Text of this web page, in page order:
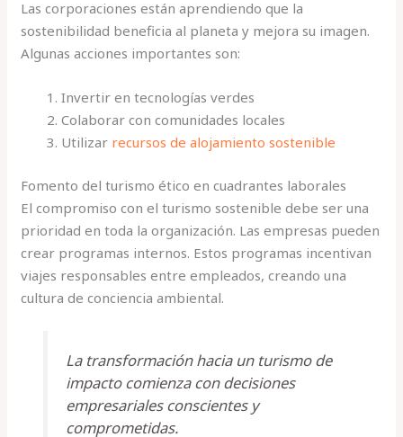
Las corporaciones están aprendiendo que la
sostenibilidad beneficia al planeta y mejora su imagen.
Algunas acciones importantes son:
Invertir en tecnologías verdes
Colaborar con comunidades locales
Utilizar recursos de alojamiento sostenible
Fomento del turismo ético en cuadrantes laborales
El compromiso con el turismo sostenible debe ser una
prioridad en toda la organización. Las empresas pueden
crear programas internos. Estos programas incentivan
viajes responsables entre empleados, creando una
cultura de conciencia ambiental.
La transformación hacia un turismo de
impacto comienza con decisiones
empresariales conscientes y
comprometidas.